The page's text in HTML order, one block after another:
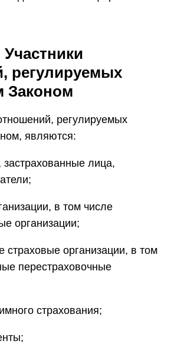
Участники
регулируемых
Законом
регулируемых
являются:
застрахованные лица,
в том числе
организации;
страховые организации, в том
перестраховочные
страхования;